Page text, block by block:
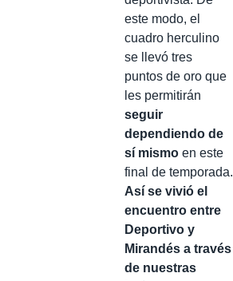
este modo, el
cuadro herculino
se llevó tres
puntos de oro que
les permitirán
seguir
dependiendo de
sí mismo en este
final de temporada.
Así se vivió el
encuentro entre
Deportivo y
Mirandés a través
de nuestras